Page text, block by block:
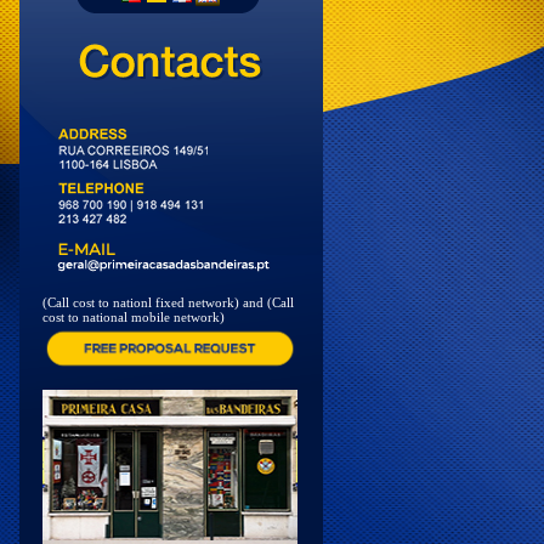
(Call cost to nationl fixed network) and (Call
cost to national mobile network)